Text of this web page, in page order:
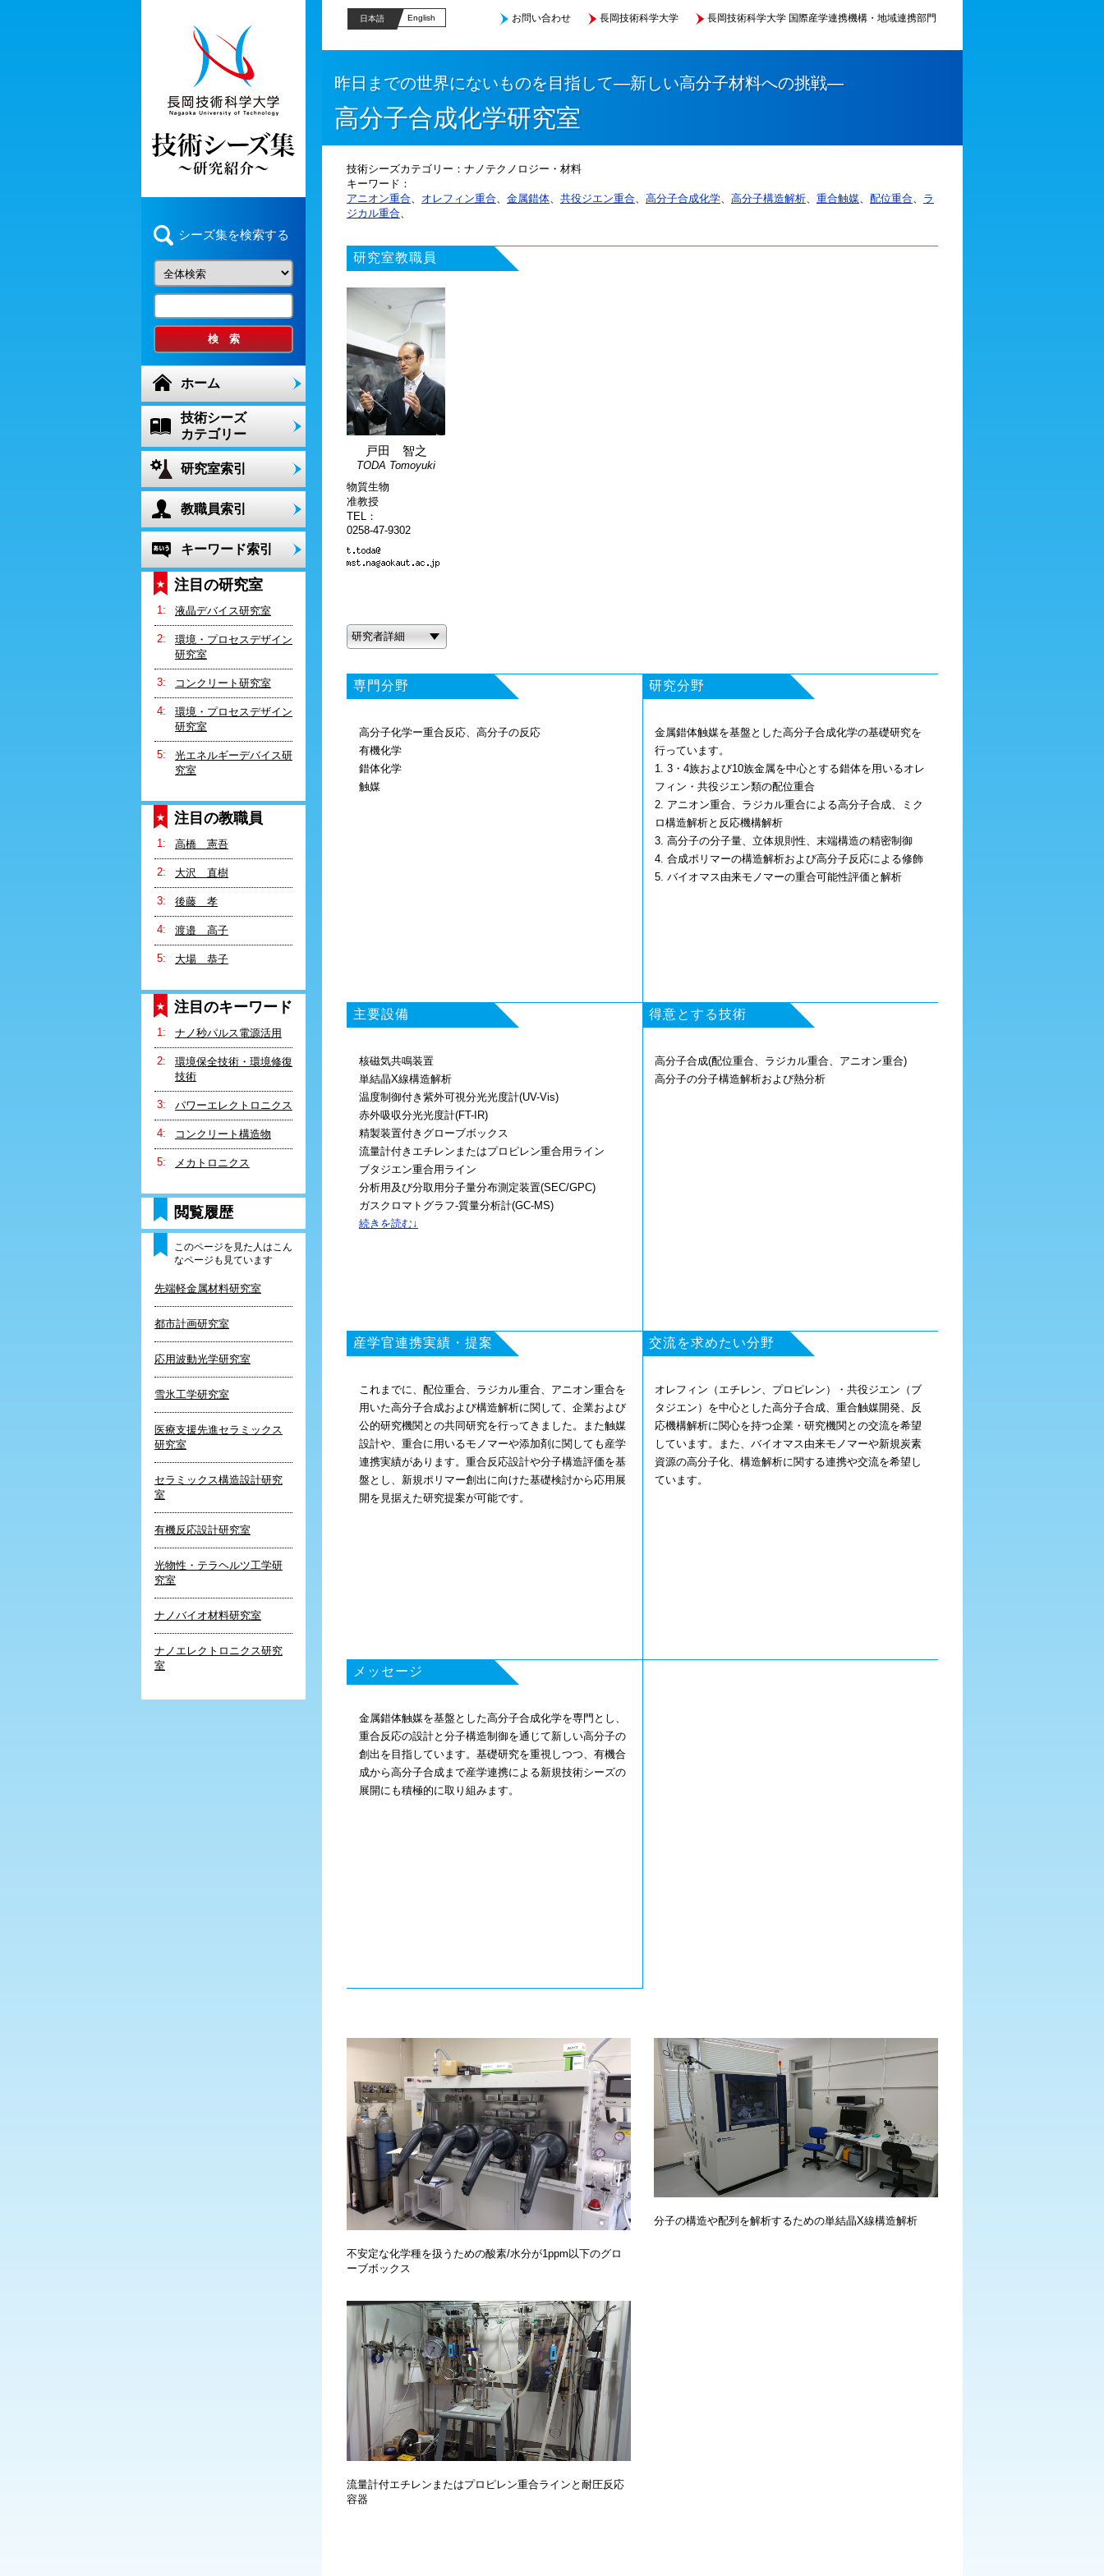
シーズ集を検索する
ホーム
技術シーズ
カテゴリー
研究室索引
教職員索引
キーワード索引
注目の研究室
液晶デバイス研究室
環境・プロセスデザイン
研究室
コンクリート研究室
環境・プロセスデザイン
研究室
光エネルギーデバイス研
究室
注目の教職員
高橋 憲吾
大沢 直樹
後藤 孝
渡邉 高子
大場 恭子
注目のキーワード
ナノ秒パルス電源活用
環境保全技術・環境修復
技術
パワーエレクトロニクス
コンクリート構造物
メカトロニクス
閲覧履歴
このページを見た人はこん
なページも見ています
先端軽金属材料研究室
都市計画研究室
応用波動光学研究室
雪氷工学研究室
医療支援先進セラミックス
研究室
セラミックス構造設計研究
室
有機反応設計研究室
光物性・テラヘルツ工学研
究室
ナノバイオ材料研究室
ナノエレクトロニクス研究
室
日本語 English お問い合わせ 長岡技術科学大学 長岡技術科学大学 国際産学連携機構・地域連携部門
昨日までの世界にないものを目指して―新しい高分子材料への挑戦―
高分子合成化学研究室
技術シーズカテゴリー
ナノテクノロジー・材料
キーワード
アニオン重合、 オレフィン重合、 金属錯体、 共役ジエン重合、 高分子合成化学、 高分子構造解析、 重合触媒、 配位重合、 ラ
ジカル重合、
研究室教職員
戸田 智之
TODA Tomoyuki
物質生物
准教授
TEL：
0258-47-9302
研究者詳細
専門分野
高分子化学ー重合反応、高分子の反応
有機化学
錯体化学
触媒
研究分野
金属錯体触媒を基盤とした高分子合成化学の基礎研究を
行っています。
1. 3・4族および10族金属を中心とする錯体を用いるオレ
フィン・共役ジエン類の配位重合
2. アニオン重合、ラジカル重合による高分子合成、ミク
ロ構造解析と反応機構解析
3. 高分子の分子量、立体規則性、末端構造の精密制御
4. 合成ポリマーの構造解析および高分子反応による修飾
5. バイオマス由来モノマーの重合可能性評価と解析
主要設備
核磁気共鳴装置
単結晶X線構造解析
温度制御付き紫外可視分光光度計(UV-Vis)
赤外吸収分光光度計(FT-IR)
精製装置付きグローブボックス
流量計付きエチレンまたはプロピレン重合用ライン
ブタジエン重合用ライン
分析用及び分取用分子量分布測定装置(SEC/GPC)
ガスクロマトグラフ-質量分析計(GC-MS)
水素炎イオン化検出器付き薄層クロマトグラフ装置
続きを読む↓
得意とする技術
高分子合成(配位重合、ラジカル重合、アニオン重合)
高分子の分子構造解析および熱分析
産学官連携実績・提案
これまでに、配位重合、ラジカル重合、アニオン重合を
用いた高分子合成および構造解析に関して、企業および
公的研究機関との共同研究を行ってきました。また触媒
設計や、重合に用いるモノマーや添加剤に関しても産学
連携実績があります。重合反応設計や分子構造評価を基
盤とし、新規ポリマー創出に向けた基礎検討から応用展
開を見据えた研究提案が可能です。
交流を求めたい分野
オレフィン（エチレン、プロピレン）・共役ジエン（ブ
タジエン）を中心とした高分子合成、重合触媒開発、反
応機構解析に関心を持つ企業・研究機関との交流を希望
しています。また、バイオマス由来モノマーや新規炭素
資源の高分子化、構造解析に関する連携や交流を希望し
ています。
メッセージ
金属錯体触媒を基盤とした高分子合成化学を専門とし、
重合反応の設計と分子構造制御を通じて新しい高分子の
創出を目指しています。基礎研究を重視しつつ、有機合
成から高分子合成まで産学連携による新規技術シーズの
展開にも積極的に取り組みます。
不安定な化学種を扱うための酸素/水分が1ppm以下のグロ
ーブボックス
分子の構造や配列を解析するための単結晶X線構造解析
流量計付エチレンまたはプロピレン重合ラインと耐圧反応
容器